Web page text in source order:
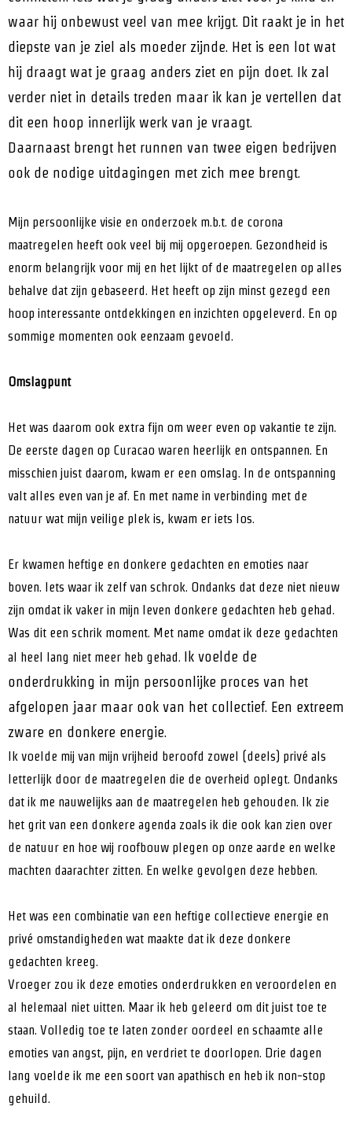
waar hij onbewust veel van mee krijgt. Dit raakt je in het
diepste van je ziel als moeder zijnde. Het is een lot wat
hij draagt wat je graag anders ziet en pijn doet. Ik zal
verder niet in details treden maar ik kan je vertellen dat
dit een hoop innerlijk werk van je vraagt.
Daarnaast brengt het runnen van twee eigen bedrijven
ook de nodige uitdagingen met zich mee brengt.
Mijn persoonlijke visie en onderzoek m.b.t. de corona
maatregelen heeft ook veel bij mij opgeroepen. Gezondheid is
enorm belangrijk voor mij en het lijkt of de maatregelen op alles
behalve dat zijn gebaseerd. Het heeft op zijn minst gezegd een
hoop interessante ontdekkingen en inzichten opgeleverd. En op
sommige momenten ook eenzaam gevoeld.
Omslagpunt
Het was daarom ook extra fijn om weer even op vakantie te zijn.
De eerste dagen op Curacao waren heerlijk en ontspannen. En
misschien juist daarom, kwam er een omslag. In de ontspanning
valt alles even van je af. En met name in verbinding met de
natuur wat mijn veilige plek is, kwam er iets los.
Er kwamen heftige en donkere gedachten en emoties naar
boven. Iets waar ik zelf van schrok. Ondanks dat deze niet nieuw
zijn omdat ik vaker in mijn leven donkere gedachten heb gehad.
Was dit een schrik moment. Met name omdat ik deze gedachten
al heel lang niet meer heb gehad. Ik voelde de
onderdrukking in mijn persoonlijke proces van het
afgelopen jaar maar ook van het collectief. Een extreem
zware en donkere energie.
Ik voelde mij van mijn vrijheid beroofd zowel (deels) privé als
letterlijk door de maatregelen die de overheid oplegt. Ondanks
dat ik me nauwelijks aan de maatregelen heb gehouden. Ik zie
het grit van een donkere agenda zoals ik die ook kan zien over
de natuur en hoe wij roofbouw plegen op onze aarde en welke
machten daarachter zitten. En welke gevolgen deze hebben.
Het was een combinatie van een heftige collectieve energie en
privé omstandigheden wat maakte dat ik deze donkere
gedachten kreeg.
Vroeger zou ik deze emoties onderdrukken en veroordelen en
al helemaal niet uitten. Maar ik heb geleerd om dit juist toe te
staan. Volledig toe te laten zonder oordeel en schaamte alle
emoties van angst, pijn, en verdriet te doorlopen. Drie dagen
lang voelde ik me een soort van apathisch en heb ik non-stop
gehuild.